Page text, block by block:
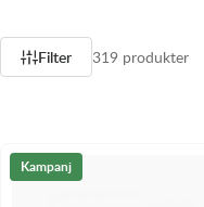
Filter 319 produkter
Kampanj